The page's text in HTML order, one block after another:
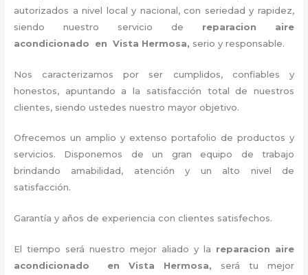
autorizados a nivel local y nacional, con seriedad y rapidez,
siendo nuestro servicio de reparacion aire
acondicionado en Vista Hermosa, serio y responsable.
Nos caracterizamos por ser cumplidos, confiables y
honestos, apuntando a la satisfacción total de nuestros
clientes, siendo ustedes nuestro mayor objetivo.
Ofrecemos un amplio y extenso portafolio de productos y
servicios. Disponemos de un gran equipo de trabajo
brindando amabilidad, atención y un alto nivel de
satisfacción.
Garantía y años de experiencia con clientes satisfechos.
El tiempo será nuestro mejor aliado y la reparacion aire
acondicionado en Vista Hermosa, será tu mejor